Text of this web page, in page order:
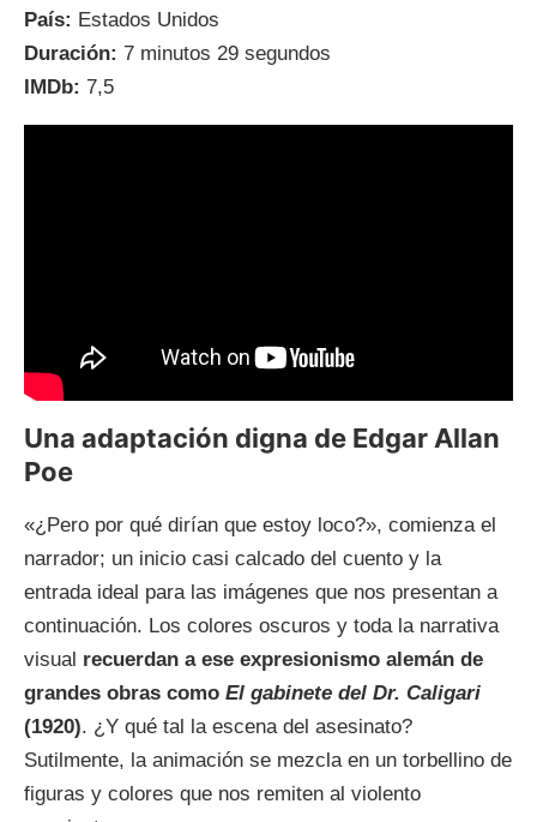
País: Estados Unidos
Duración: 7 minutos 29 segundos
IMDb: 7,5
Una adaptación digna de Edgar Allan
Poe
«¿Pero por qué dirían que estoy loco?», comienza el
narrador; un inicio casi calcado del cuento y la
entrada ideal para las imágenes que nos presentan a
continuación. Los colores oscuros y toda la narrativa
visual recuerdan a ese expresionismo alemán de
grandes obras como El gabinete del Dr. Caligari
(1920). ¿Y qué tal la escena del asesinato?
Sutilmente, la animación se mezcla en un torbellino de
figuras y colores que nos remiten al violento